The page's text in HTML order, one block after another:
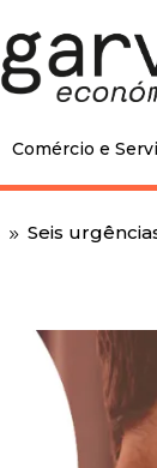
Comércio e
9 Seis